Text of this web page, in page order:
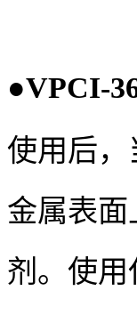
●VPCI-
使用后，
金属表面
剂。使